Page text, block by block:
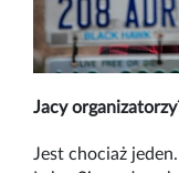
Jacy
Jest chociaż